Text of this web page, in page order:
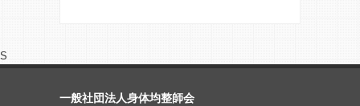
S
一般社団法人身体均整師会